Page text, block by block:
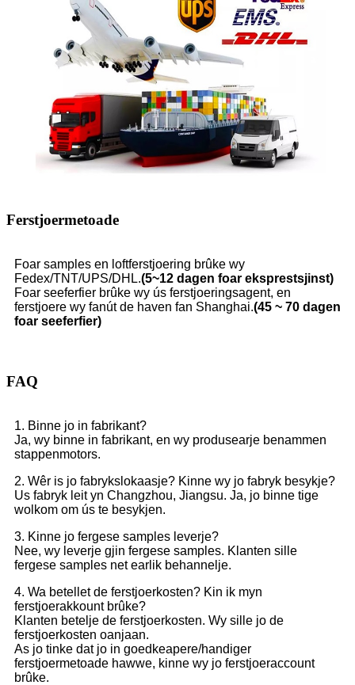
Ferstjoermetoade
Foar samples en loftferstjoering brûke wy
Fedex/TNT/UPS/DHL.(5~12 dagen foar eksprestsjinst)
Foar seeferfier brûke wy ús ferstjoeringsagent, en
ferstjoere wy fanút de haven fan Shanghai.(45 ~ 70 dagen
foar seeferfier)
FAQ
1. Binne jo in fabrikant?
Ja, wy binne in fabrikant, en wy produsearje benammen
stappenmotors.
2. Wêr is jo fabrykslokaasje? Kinne wy ​​jo fabryk besykje?
Us fabryk leit yn Changzhou, Jiangsu. Ja, jo binne tige
wolkom om ús te besykjen.
3. Kinne jo fergese samples leverje?
Nee, wy leverje gjin fergese samples. Klanten sille
fergese samples net earlik behannelje.
4. Wa betellet de ferstjoerkosten? Kin ik myn
ferstjoerakkount brûke?
Klanten betelje de ferstjoerkosten. Wy sille jo de
ferstjoerkosten oanjaan.
As jo ​​tinke dat jo in goedkeapere/handiger
ferstjoermetoade hawwe, kinne wy ​​jo ferstjoeraccount
brûke.